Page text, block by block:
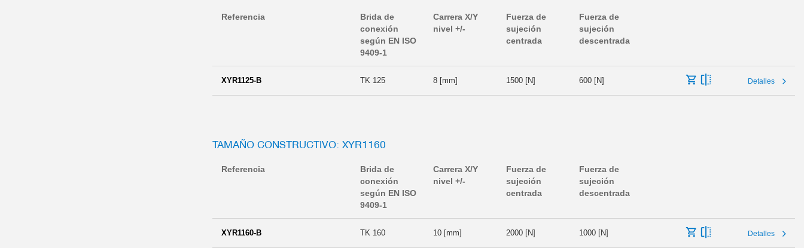
Referencia
Brida de
conexión
según EN ISO
9409-1
Carrera X/Y
nivel +/-
Fuerza de
sujeción
centrada
Fuerza de
sujeción
descentrada
XYR1125-B TK 125 8 [mm] 1500 [N] 600 [N] Detalles
TAMAÑO CONSTRUCTIVO: XYR1160
Referencia
Brida de
conexión
según EN ISO
9409-1
Carrera X/Y
nivel +/-
Fuerza de
sujeción
centrada
Fuerza de
sujeción
descentrada
XYR1160-B TK 160 10 [mm] 2000 [N] 1000 [N] Detalles